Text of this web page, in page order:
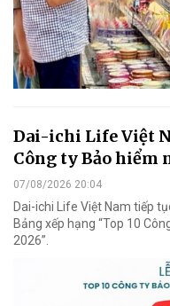
Dai-ichi Life Việt
Công ty Bảo hiểm
07/08/2026 20:04
Dai-ichi Life Việt Nam tiếp
Bảng xếp hạng “Top 10
2026”.